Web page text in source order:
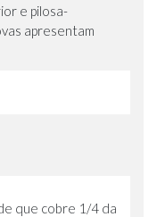
e pilosa-
apresentam
que cobre 1/4 da